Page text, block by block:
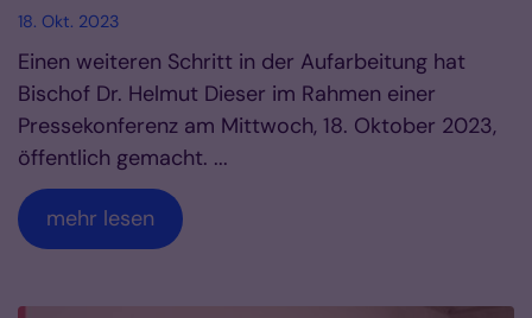
18. Okt. 2023
Einen weiteren Schritt in der Aufarbeitung hat
Bischof Dr. Helmut Dieser im Rahmen einer
Pressekonferenz am Mittwoch, 18. Oktober 2023,
öffentlich gemacht. ...
mehr lesen